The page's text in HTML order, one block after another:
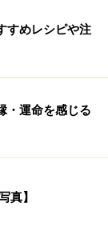
の不妊・去勢
2～5年ほどか
まりません。
骨量によって
％以上超える
れます。
すめレシピや注
・運命を感じる
真】